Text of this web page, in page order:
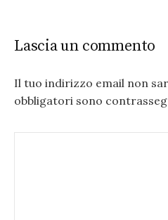
Lascia un commento
Il tuo indirizzo email non
obbligatori sono